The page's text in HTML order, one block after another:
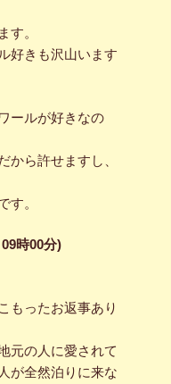
す。
好きも沢山います
ールが好きなの
から許せますし、
す。
時00分)
もったお返事あり
元の人に愛されて
が全然泊りに来な